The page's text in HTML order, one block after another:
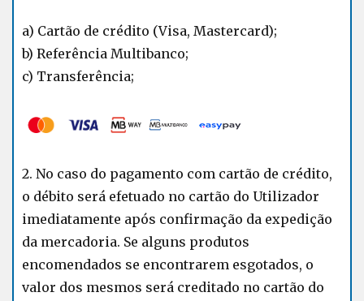
a) Cartão de crédito (Visa, Mastercard);
b) Referência Multibanco;
c) Transferência;
2. No caso do pagamento com cartão de crédito,
o débito será efetuado no cartão do Utilizador
imediatamente após confirmação da expedição
da mercadoria. Se alguns produtos
encomendados se encontrarem esgotados, o
valor dos mesmos será creditado no cartão do